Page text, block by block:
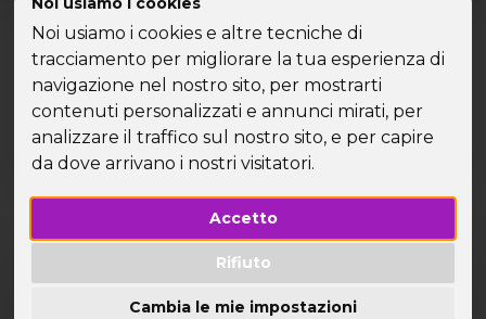
Noi usiamo i cookies e altre tecniche di
tracciamento per migliorare la tua esperienza di
navigazione nel nostro sito, per mostrarti
contenuti personalizzati e annunci mirati, per
analizzare il traffico sul nostro sito, e per capire
da dove arrivano i nostri visitatori.
Accetto
Rifiuto
Cambia le mie impostazioni
diving con un gruppo di single, con crociere subacquee
per single nelle destinazioni più affascinanti. Esplora i
fondali unici di Sharm el-Sheikh, lasciati sorprendere dalla
barriera corallina delle Maldive o vivi l’emozione delle
immersioni a Zanzibar. Scegli la tua prossima avventura
subacquea per single e preparati a partire con Speed
Vacanze®!
Prossime partenze Lista Cards
VOLO COMPRESO
PRENOTA PRIMA -200€